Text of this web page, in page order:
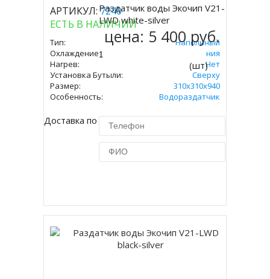
АРТИКУЛ:7240
ЕСТЬ В НАЛИЧИИ
Тип:
Напольный
Охлаждение:
Без Охлаждения
Нагрев:
Нет
Установка Бутыли:
Сверху
Размер:
310x310х940
Особенность:
Водораздатчик
Доставка по Москве 450 руб.
Купить
Раздатчик воды Экочип V21-
LWD white-silver
цена: 5 400 руб.
(шт)